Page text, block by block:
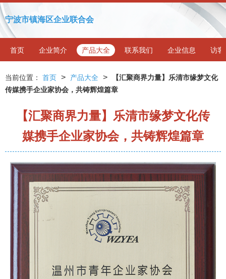
宁波市镇海区企业联合会
首页 企业简介 产品大全 联系我们 企业信息 访客
当前位置： 首页 > 产品大全 >
【汇聚商界力量】乐清市缘梦文化
传媒携手企业家协会，共铸辉煌篇章
【汇聚商界力量】乐清市缘梦文化传
媒携手企业家协会，共铸辉煌篇章